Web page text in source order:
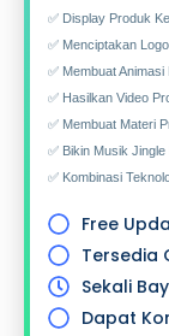
✅ Display Produk
✅ Menciptakan
✅ Membuat
✅ Hasilkan Video
✅ Membuat Materi
✅ Bikin Musik
✅ Kombinasi
Free
Tersedia
Sekali
Dapat